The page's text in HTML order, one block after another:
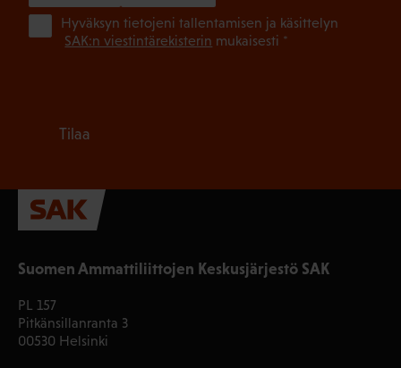
Suomen Ammattiliittojen Keskusjärjestö SAK
PL 157
Pitkänsillanranta 3
00530 Helsinki
Hyväksyn tietojeni tallentamisen ja käsittelyn
SAK:n viestintärekisterin mukaisesti *
Tilaa